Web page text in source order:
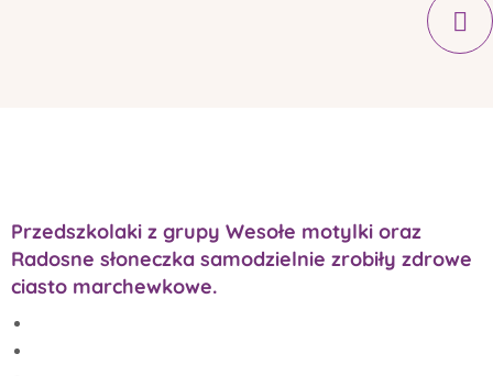
Przedszkolaki z grupy Wesołe motylki oraz
Radosne słoneczka samodzielnie zrobiły zdrowe
ciasto marchewkowe.